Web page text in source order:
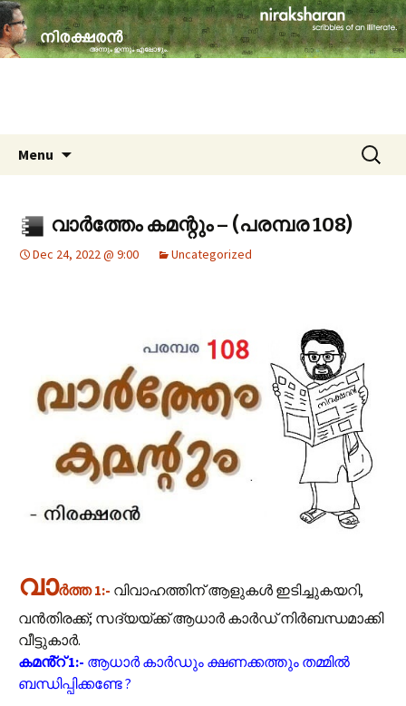
niraksharan (നിരക്ഷരൻ)
travelogues, book reviews, social issues,
cinema, memories & lot more…
Menu
Search
for:
വാർത്തേം കമന്റും – (പരമ്പര 108)
Dec 24, 2022 @ 9:00 Uncategorized
വാർത്ത 1:- വിവാഹത്തിന് ആളുകള്‍ ഇടിച്ചുകയറി,
വന്‍തിരക്ക്; സദ്യയ്ക്ക് ആധാര്‍ കാര്‍ഡ് നിര്‍ബന്ധമാക്കി
വീട്ടുകാര്‍.
കമൻ്റ് 1:- ആധാർ കാർഡും ക്ഷണക്കത്തും തമ്മിൽ
ബന്ധിപ്പിക്കണ്ടേ ?